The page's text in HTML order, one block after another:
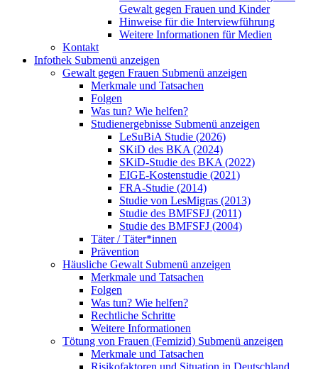
Gewalt gegen Frauen und Kinder
Hinweise für die Interviewführung
Weitere Informationen für Medien
Kontakt
Infothek Submenü anzeigen
Gewalt gegen Frauen Submenü anzeigen
Merkmale und Tatsachen
Folgen
Was tun? Wie helfen?
Studienergebnisse Submenü anzeigen
LeSuBiA Studie (2026)
SKiD des BKA (2024)
SKiD-Studie des BKA (2022)
EIGE-Kostenstudie (2021)
FRA-Studie (2014)
Studie von LesMigras (2013)
Studie des BMFSFJ (2011)
Studie des BMFSFJ (2004)
Täter / Täter*innen
Prävention
Häusliche Gewalt Submenü anzeigen
Merkmale und Tatsachen
Folgen
Was tun? Wie helfen?
Rechtliche Schritte
Weitere Informationen
Tötung von Frauen (Femizid) Submenü anzeigen
Merkmale und Tatsachen
Risikofaktoren und Situation in Deutschland